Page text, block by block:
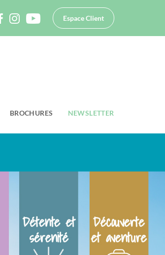
Espace Client
BROCHURES NEWSLETTER